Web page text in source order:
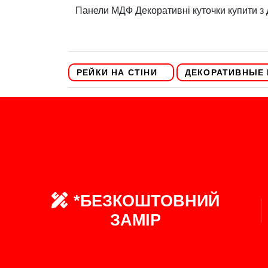
Панели МДФ Декоративні куточки купити з
РЕЙКИ НА СТІНИ ДЕКОРАТИВНЫЕ
*БЕЗКОШТОВНИЙ
ЗАМІР